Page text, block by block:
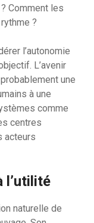
Comment les
?
l’autonomie
L’avenir
une
à une
comme
centres
acteurs
l’utilité
naturelle de